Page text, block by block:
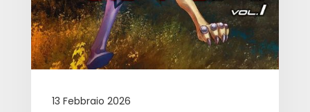
13 Febbraio 2026